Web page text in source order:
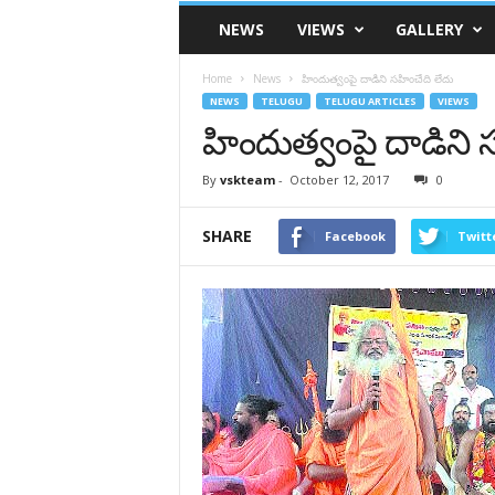
VSK
TelanganaNEWS VIEWS GALLERY
Home News హిందుత్వంపై దాడిని సహించేది లేదు
NEWS TELUGU TELUGU ARTICLES VIEWS
హిందుత్వంపై దాడిని
By vskteam- October 12, 2017 0
SHARE Facebook